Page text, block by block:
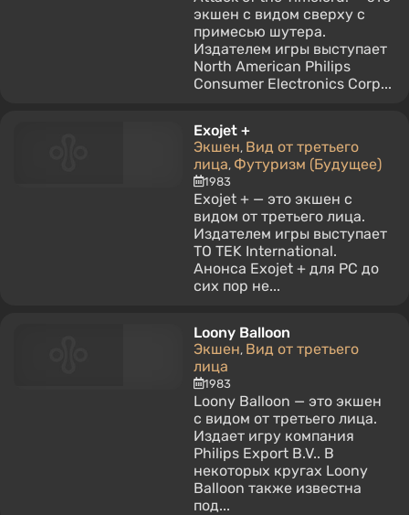
экшен с видом сверху с
примесью шутера.
Издателем игры выступает
North American Philips
Consumer Electronics Corp...
Exojet +
Экшен, Вид от третьего
лица, Футуризм (Будущее)
1983
Exojet + — это экшен с
видом от третьего лица.
Издателем игры выступает
TO TEK International.
Анонса Exojet + для PC до
сих пор не...
Loony Balloon
Экшен, Вид от третьего
лица
1983
Loony Balloon — это экшен
с видом от третьего лица.
Издает игру компания
Philips Export B.V.. В
некоторых кругах Loony
Balloon также известна
под...